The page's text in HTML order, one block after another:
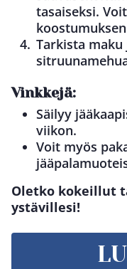
tasaiseksi.
Tarkista maku
Vinkkejä:
Säilyy
viikon.
Voit myös
Oletko kokeillut
ystävillesi!